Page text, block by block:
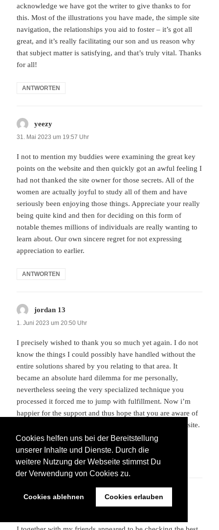
Cookies helfen uns bei der Bereitstellung
unserer Inhalte und Dienste. Durch die
weitere Nutzung der Webseite stimmst Du
der Verwendung von Cookies zu.
Cookies ablehnen Cookies erlauben
acknowledge we have got the writer to give thanks to for
this. Most of the illustrations you have made, the simple site
navigation, the relationships you aid to foster – it’s got all
great, and it’s really facilitating our son and us reason why
that subject matter is satisfying, and that’s truly vital. Thanks
for all!
ANTWORTEN
yeezy
31. Mai 2023 um 19:57 Uhr
I not to mention my buddies were examining the great key
points on the website and then quickly got an awful feeling I
had not thanked the site owner for those secrets. All of the
women are actually joyful to study all of them and have
seriously been enjoying those things. Appreciate your really
being quite kind and then for deciding on this form of
notable themes millions of individuals are really wanting to
learn about. Our own sincere regret for not expressing
appreciation to earlier.
ANTWORTEN
jordan 13
1. Juni 2023 um 20:50 Uhr
I precisely wished to thank you so much yet again. I do not
know the things I could possibly have handled without the
entire solutions shared by you relating to that area. It
became an absolute hard dilemma for me personally,
nevertheless seeing the very specialized technique you
processed it forced me to jump with fulfillment. Now i’m
happier for the support and thus hope that you are aware of
a great job you are doing instructing many people via a site.
Most likely you haven’t met all of us.
ANTWORTEN
off whitesagt: